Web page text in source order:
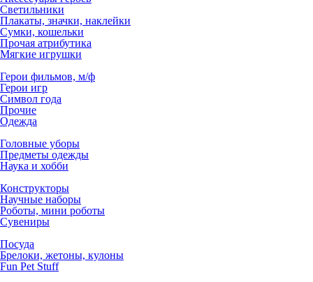
Светильники
Плакаты, значки, наклейки
Сумки, кошельки
Прочая атрибутика
Мягкие игрушки
Герои фильмов, м/ф
Герои игр
Символ года
Прочие
Одежда
Головные уборы
Предметы одежды
Наука и хобби
Конструкторы
Научные наборы
Роботы, мини роботы
Сувениры
Посуда
Брелоки, жетоны, кулоны
Fun Pet Stuff